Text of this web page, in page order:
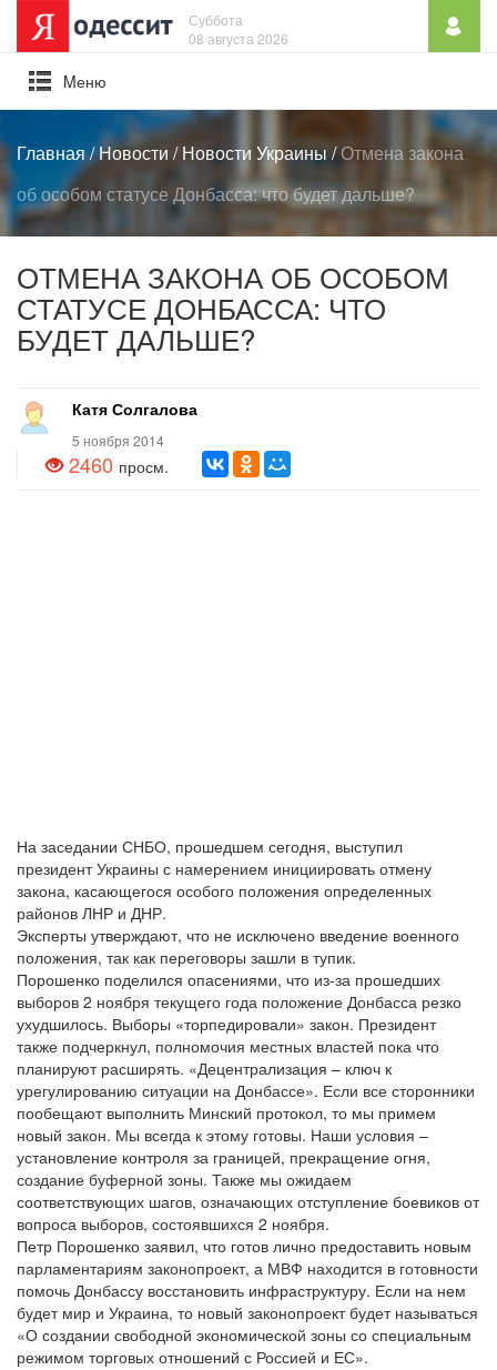
Суббота
08 августа 2026
Mеню
Главная/Новости /Новости Украины/Отмена закона
об особом статусе Донбасса: что будет дальше?
ОТМЕНА ЗАКОНА ОБ ОСОБОМ
СТАТУСЕ ДОНБАССА: ЧТО
БУДЕТ ДАЛЬШЕ?
Катя Солгалова
5 ноября 2014
2460 просм.
На заседании СНБО, прошедшем сегодня, выступил
президент Украины с намерением инициировать отмену
закона, касающегося особого положения определенных
районов ЛНР и ДНР.
Эксперты утверждают, что не исключено введение военного
положения, так как переговоры зашли в тупик.
Порошенко поделился опасениями, что из-за прошедших
выборов 2 ноября текущего года положение Донбасса резко
ухудшилось. Выборы «торпедировали» закон. Президент
также подчеркнул, полномочия местных властей пока что
планируют расширять. «Децентрализация – ключ к
урегулированию ситуации на Донбассе». Если все сторонники
пообещают выполнить Минский протокол, то мы примем
новый закон. Мы всегда к этому готовы. Наши условия –
установление контроля за границей, прекращение огня,
создание буферной зоны. Также мы ожидаем
соответствующих шагов, означающих отступление боевиков от
вопроса выборов, состоявшихся 2 ноября.
Петр Порошенко заявил, что готов лично предоставить новым
парламентариям законопроект, а МВФ находится в готовности
помочь Донбассу восстановить инфраструктуру. Если на нем
будет мир и Украина, то новый законопроект будет называться
«О создании свободной экономической зоны со специальным
режимом торговых отношений с Россией и ЕС».